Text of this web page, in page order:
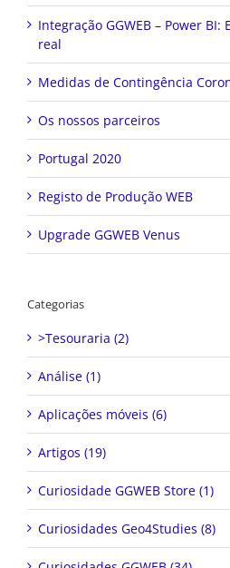
Integração GGWEB – Power
real
Medidas de Contingência
Os nossos parceiros
Portugal 2020
Registo de Produção WEB
Upgrade GGWEB Venus
Categorias
>Tesouraria (2)
Análise (1)
Aplicações móveis (6)
Artigos (19)
Curiosidade GGWEB Store (1)
Curiosidades Geo4Studies (8)